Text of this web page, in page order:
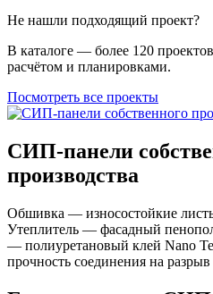
Не нашли подходящий проект?
В каталоге — более 120
расчётом и планировками.
Посмотреть все проекты
СИП-панели
производства
Обшивка — износостойкие
Утеплитель — фасадный
— полиуретановый клей Nano
прочность соединения на